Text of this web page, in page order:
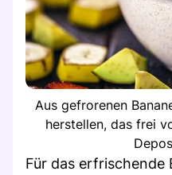
Aus gefrorenen
herstellen, das frei
Für das erfrischende